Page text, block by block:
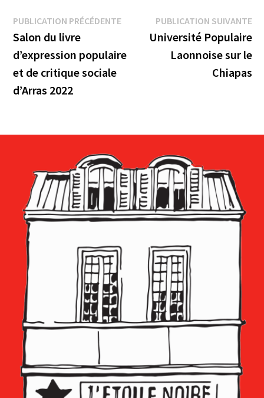
Navigation
de
l’article
PUBLICATION PRÉCÉDENTEPublication
précédente :
Salon du livre
d’expression populaire
et de critique sociale
d’Arras 2022
PUBLICATION SUIVANTE
Université Populaire
Laonnoise sur le
Chiapas